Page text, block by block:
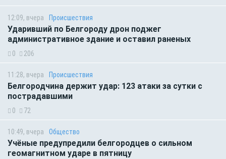
12:09, вчера Происшествия
Ударивший по Белгороду дрон поджег
административное здание и оставил раненых
0 206
11:28, вчера Происшествия
Белгородчина держит удар: 123 атаки за сутки с
пострадавшими
0 72
10:49, вчера Общество
Учёные предупредили белгородцев о сильном
геомагнитном ударе в пятницу